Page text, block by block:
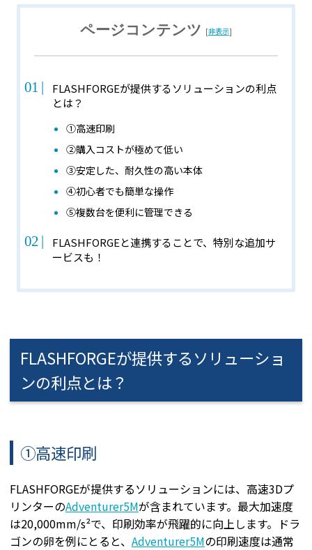
ページコンテンツ [非表示]
FLASHFORGEが提供するソリューションの利点
とは？
①高速印刷
②購入コストが極めて低い
③安定した、耐久性の高い本体
④初心者でも簡単な操作
⑤複数台を便利に管理できる
FLASHFORGEと連携することで、特別な追加サ
ービスも！
FLASHFORGEが提供するソリューショ
ンの利点とは？
①高速印刷
FLASHFORGEが提供するソリューションには、高速3Dプ
リンターのAdventurer5Mが含まれています。最大加速度
は20,000mm/s²で、印刷効率が飛躍的に向上します。ドラ
ゴンの卵を例にとると、 Adventurer5Mの印刷速度は通常